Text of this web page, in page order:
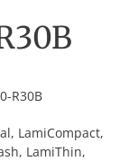
R30B
LamiCompact,
LamiThin,